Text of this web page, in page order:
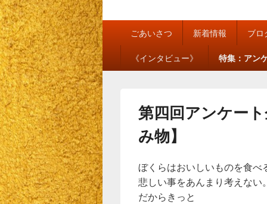
私の人生、私
メ
イ
ン
メ
ニ
ュ
ー
ごあいさつ 新着情報 ブロ
《インタビュー》 特集：アン
第四回アンケー
み物】
ぼくらはおいしいものを食べ
悲しい事をあんまり考えない
だからきっと